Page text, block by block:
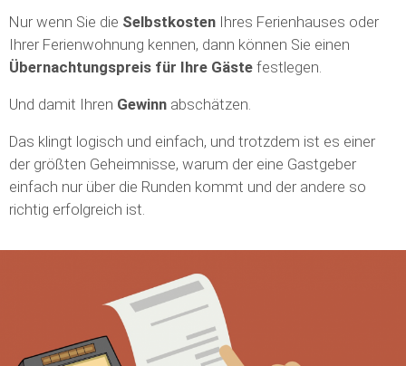
Nur wenn Sie die Selbstkosten Ihres Ferienhauses oder
Ihrer Ferienwohnung kennen, dann können Sie einen
Übernachtungspreis für Ihre Gäste festlegen.
Und damit Ihren Gewinn abschätzen.
Das klingt logisch und einfach, und trotzdem ist es einer
der größten Geheimnisse, warum der eine Gastgeber
einfach nur über die Runden kommt und der andere so
richtig erfolgreich ist.